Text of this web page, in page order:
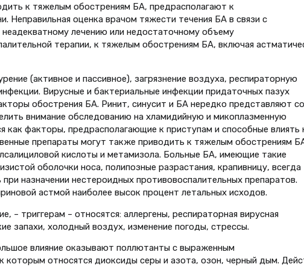
к тяжелым обострениям БА, предрасполагают к
Неправильная оценка врачом тяжести течения БА в связи с
лечению или недостаточному объему
терапии, к тяжелым обострениям БА, включая
(активное и пассивное), загрязнение воздуха, респираторную
Вирусные и бактериальные инфекции придаточных пазух
обострения БА. Ринит, синусит и БА нередко представляют
внимание обследованию на хламидийную и микоплазменную
как факторы, предрасполагающие к приступам и способные влиять
препараты могут также приводить к тяжелым обострениям
кислоты и метамизола. Больные БА, имеющие такие
оболочки носа, полипозные разрастания, крапивницу, всегда
назначении нестероидных противовоспалительных препаратов.
астмой наиболее высок процент летальных исходов.
триггерам – относятся: аллергены, респираторная вирусная
запахи, холодный воздух, изменение погоды, стрессы.
влияние оказывают поллютанты с выраженным
которым относятся диоксиды серы и азота, озон, черный дым.